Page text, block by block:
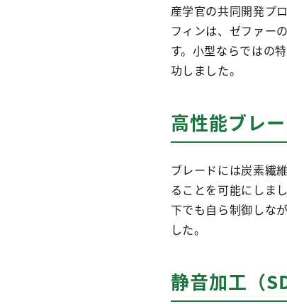
産学官の共同開発プ
フィンは、ゼファー
す。小型ならではの
功しました。
高性能ブレ
ブレードには炭素繊
ることを可能にしま
下でも自ら制御しな
した。
静音加工（